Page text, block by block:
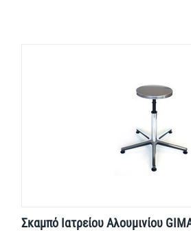
Σκαμπό Ιατρείου Αλουμινίου